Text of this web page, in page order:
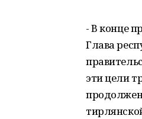
- В конце
Глава
эти цели